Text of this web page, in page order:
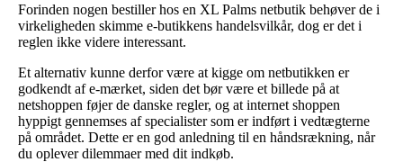
Forinden nogen bestiller hos en XL Palms netbutik behøver de i
virkeligheden skimme e-butikkens handelsvilkår, dog er det i
reglen ikke videre interessant.
Et alternativ kunne derfor være at kigge om netbutikken er
godkendt af e-mærket, siden det bør være et billede på at
netshoppen føjer de danske regler, og at internet shoppen
hyppigt gennemses af specialister som er indført i vedtægterne
på området. Dette er en god anledning til en håndsrækning, når
du oplever dilemmaer med dit indkøb.